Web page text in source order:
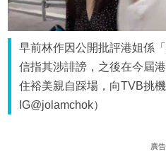
早前林作因公開批評港姐係
信指其涉誹謗，之後在今屆
住裕美親自踩場，向TVB挑
IG@jolamchok）
廣告